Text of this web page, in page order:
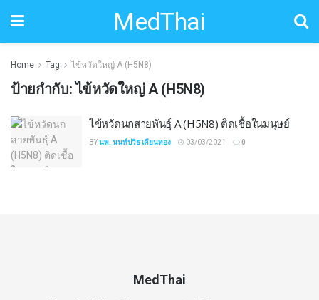
MedThai
Home Tag ไข้หวัดใหญ่ A (H5N8)
ป้ายกำกับ:ไข้หวัดใหญ่ A (H5N8)
ไข้หวัดนกสายพันธุ์ A (H5N8) ติดเชื้อในมนุษย์
BYนพ. นนท์ปวิธ เคียนทอง 03/03/2021 0
MedThai